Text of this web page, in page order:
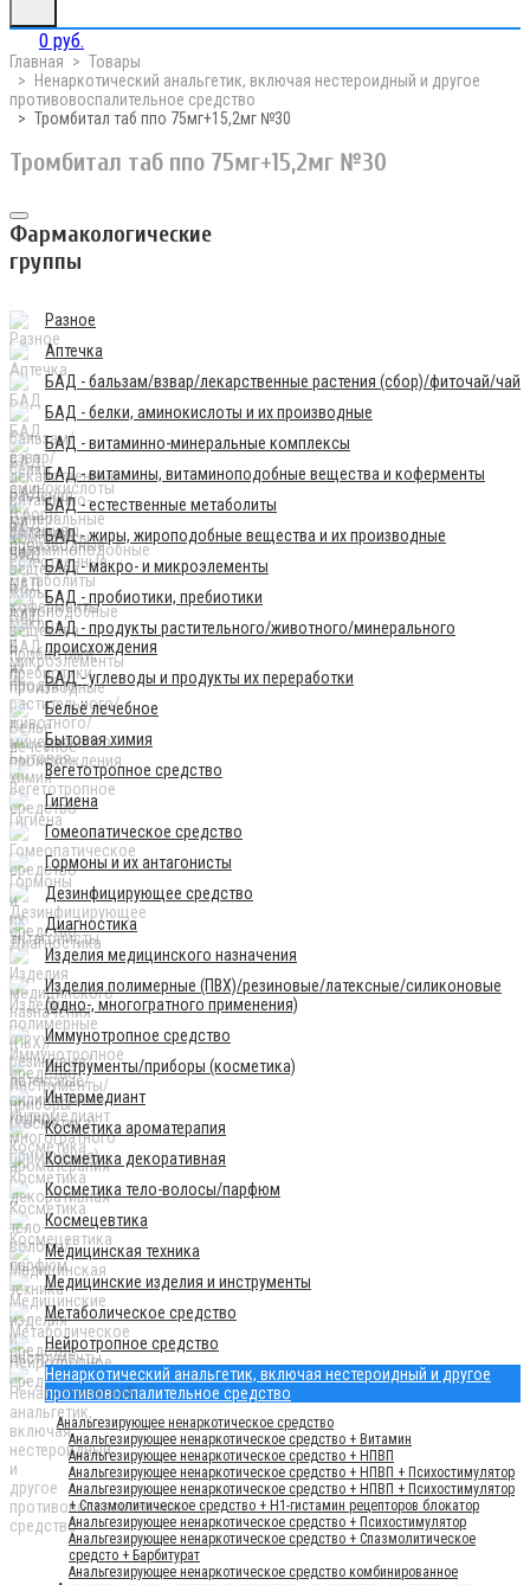
0 руб.
Главная
Товары
Ненаркотический анальгетик, включая нестероидный и другое
противовоспалительное средство
Тромбитал таб ппо 75мг+15,2мг №30
Тромбитал таб ппо 75мг+15,2мг №30
Фармакологические
группы
Разное
Аптечка
БАД - бальзам/взвар/лекарственные растения (сбор)/фиточай/чай
БАД - белки, аминокислоты и их производные
БАД - витаминно-минеральные комплексы
БАД - витамины, витаминоподобные вещества и коферменты
БАД - естественные метаболиты
БАД - жиры, жироподобные вещества и их производные
БАД - макро- и микроэлементы
БАД - пробиотики, пребиотики
БАД - продукты растительного/животного/минерального
происхождения
БАД - углеводы и продукты их переработки
Бельё лечебное
Бытовая химия
Вегетотропное средство
Гигиена
Гомеопатическое средство
Гормоны и их антагонисты
Дезинфицирующее средство
Диагностика
Изделия медицинского назначения
Изделия полимерные (ПВХ)/резиновые/латексные/силиконовые
(одно-, многогратного применения)
Иммунотропное средство
Инструменты/приборы (косметика)
Интермедиант
Косметика ароматерапия
Косметика декоративная
Косметика тело-волосы/парфюм
Космецевтика
Медицинская техника
Медицинские изделия и инструменты
Метаболическое средство
Нейротропное средство
Ненаркотический анальгетик, включая нестероидный и другое
противовоспалительное средство
Анальгезирующее ненаркотическое средство
Анальгезирующее ненаркотическое средство + Витамин
Анальгезирующее ненаркотическое средство + НПВП
Анальгезирующее ненаркотическое средство + НПВП + Психостимулятор
Анальгезирующее ненаркотическое средство + НПВП + Психостимулятор
+ Спазмолитическое средство + H1-гистамин рецепторов блокатор
Анальгезирующее ненаркотическое средство + Психостимулятор
Анальгезирующее ненаркотическое средство + Спазмолитическое
средсто + Барбитурат
Анальгезирующее ненаркотическое средство комбинированное